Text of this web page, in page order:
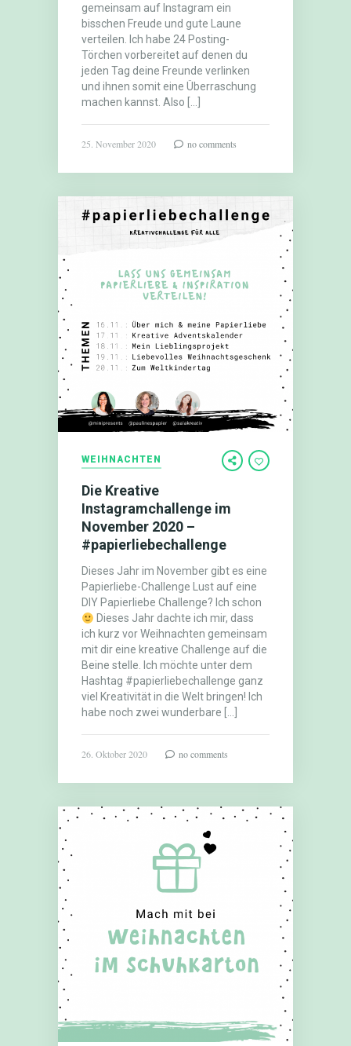
gemeinsam auf Instagram ein
bisschen Freude und gute Laune
verteilen. Ich habe 24 Posting-
Törchen vorbereitet auf denen du
jeden Tag deine Freunde verlinken
und ihnen somit eine Überraschung
machen kannst. Also […]
25. November 2020 no comments
WEIHNACHTEN
Die Kreative
Instagramchallenge im
November 2020 –
#papierliebechallenge
Dieses Jahr im November gibt es eine
Papierliebe-Challenge Lust auf eine
DIY Papierliebe Challenge? Ich schon
Dieses Jahr dachte ich mir, dass
ich kurz vor Weihnachten gemeinsam
mit dir eine kreative Challenge auf die
Beine stelle. Ich möchte unter dem
Hashtag #papierliebechallenge ganz
viel Kreativität in die Welt bringen! Ich
habe noch zwei wunderbare […]
26. Oktober 2020 no comments